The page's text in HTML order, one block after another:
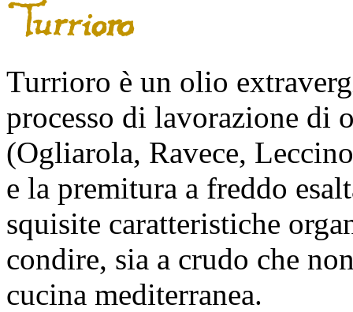
Turrioro è un olio
processo di lavorazione
(Ogliarola, Ravece,
e la premitura a freddo
squisite caratteristiche
condire, sia a crudo che
cucina mediterranea.